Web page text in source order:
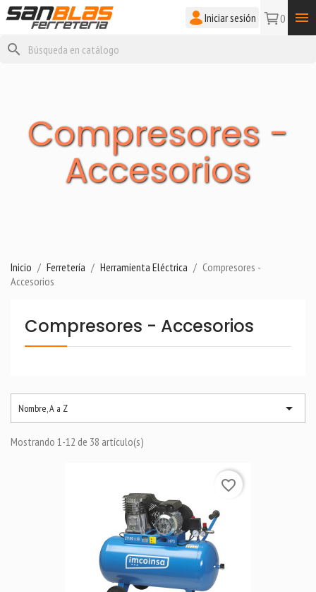
Iniciar sesión 0

search
Compresores -
Accesorios
Inicio Ferretería Herramienta Eléctrica
Compresores -
Accesorios
Compresores - Accesorios
Nombre, A a Z 
Mostrando 1-12 de 38 artículo(s)
favorite_border